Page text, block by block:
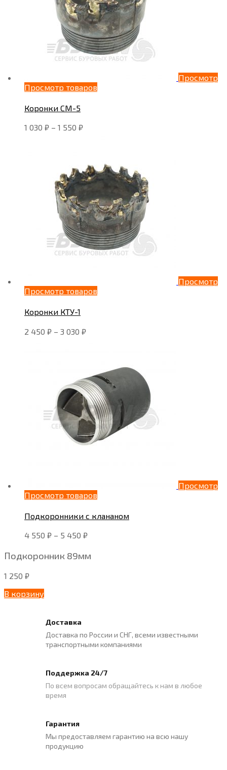
Просмотр
Просмотр товаров
Коронки СМ-5
1 030 ₽ – 1 550 ₽
Просмотр
Просмотр товаров
Коронки КТУ-1
2 450 ₽ – 3 030 ₽
Просмотр
Просмотр товаров
Подкоронники с клананом
4 550 ₽ – 5 450 ₽
Подкоронник 89мм
1 250 ₽
В корзину
Доставка
Доставка по России и СНГ, всеми известными
транспортными компаниями
Поддержка 24/7
По всем вопросам обращайтесь к нам в любое
время
Гарантия
Мы предоставляем гарантию на всю нашу
продукцию